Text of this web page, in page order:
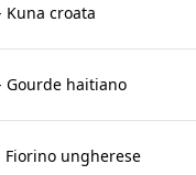
Kuna croata
Gourde haitiano
Fiorino ungherese